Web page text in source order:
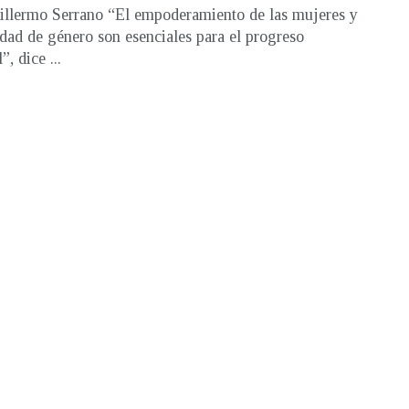
Serrano “El empoderamiento de las mujeres y
de género son esenciales para el progreso
dice ...